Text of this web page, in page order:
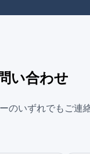
い合わせ
のいずれでもご連